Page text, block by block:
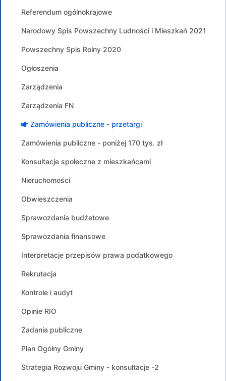
Referendum ogólnokrajowe
Narodowy Spis Powszechny Ludności i Mieszkań 2021
Powszechny Spis Rolny 2020
Ogłoszenia
Zarządzenia
Zarządzenia FN
Zamówienia publiczne - przetargi
Zamówienia publiczne - poniżej 170 tys. zł
Konsultacje społeczne z mieszkańcami
Nieruchomości
Obwieszczenia
Sprawozdania budżetowe
Sprawozdania finansowe
Interpretacje przepisów prawa podatkowego
Rekrutacja
Kontrole i audyt
Opinie RIO
Zadania publiczne
Plan Ogólny Gminy
Strategia Rozwoju Gminy - konsultacje -2